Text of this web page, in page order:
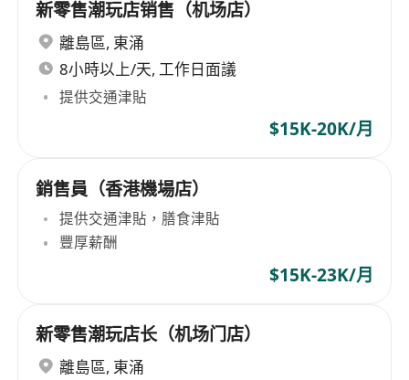
新零售潮玩店销售（机场店）
離島區, 東涌
8小時以上/天, 工作日面議
提供交通津貼
$15K-20K/月
銷售員（香港機場店）
提供交通津貼，膳食津貼
豐厚薪酬
$15K-23K/月
新零售潮玩店长（机场门店）
離島區, 東涌